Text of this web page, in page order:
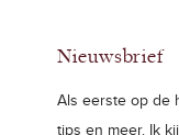
Nieuwsbrief
Als eerste op de
tips en meer. Ik